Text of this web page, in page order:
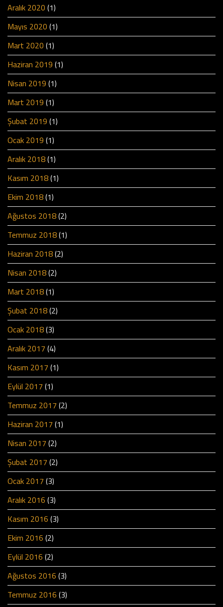
Aralık 2020 (1)
Mayıs 2020 (1)
Mart 2020 (1)
Haziran 2019 (1)
Nisan 2019 (1)
Mart 2019 (1)
Şubat 2019 (1)
Ocak 2019 (1)
Aralık 2018(1)
Kasım 2018(1)
Ekim 2018(1)
Ağustos 2018(2)
Temmuz 2018(1)
Haziran 2018(2)
Nisan 2018(2)
Mart 2018(1)
Şubat 2018(2)
Ocak 2018(3)
Aralık 2017 (4)
Kasım 2017 (1)
Eylül 2017 (1)
Temmuz 2017 (2)
Haziran 2017 (1)
Nisan 2017 (2)
Şubat 2017 (2)
Ocak 2017 (3)
Aralık 2016 (3)
Kasım 2016 (3)
Ekim 2016 (2)
Eylül 2016 (2)
Ağustos 2016 (3)
Temmuz 2016 (3)